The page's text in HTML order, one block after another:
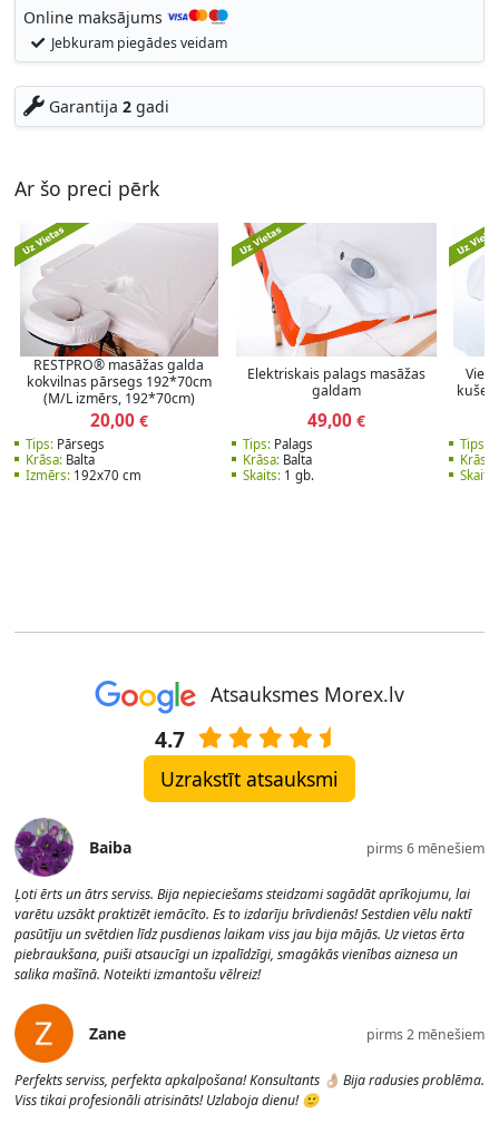
Online maksājums
Jebkuram piegādes veidam
Garantija 2gadi
Ar šo preci pērk
RESTPRO® masāžas galda
kokvilnas pārsegs 192*70cm
(M/L izmērs, 192*70cm)
20,00€
Tips:Pārsegs
Krāsa:Balta
Izmērs:192x70 cm
Elektriskais palags masāžas
galdam
49,00€
Tips:Palags
Krāsa:Balta
Skaits:1 gb.
Tips:
Krāsa:
Skaits:
Atsauksmes Morex.lv
4.7
Uzrakstīt atsauksmi
Baiba pirms 6 mēnešiem
Ļoti ērts un ātrs serviss. Bija nepieciešams steidzami sagādāt aprīkojumu, lai
varētu uzsākt praktizēt iemācīto. Es to izdarīju brīvdienās! Sestdien vēlu naktī
pasūtīju un svētdien līdz pusdienas laikam viss jau bija mājās. Uz vietas ērta
piebraukšana, puiši atsaucīgi un izpalīdzīgi, smagākās vienības aiznesa un
salika mašīnā. Noteikti izmantošu vēlreiz!
Zane pirms 2 mēnešiem
Perfekts serviss, perfekta apkalpošana! Konsultants 👌🏼 Bija radusies problēma.
Viss tikai profesionāli atrisināts! Uzlaboja dienu! 🙂